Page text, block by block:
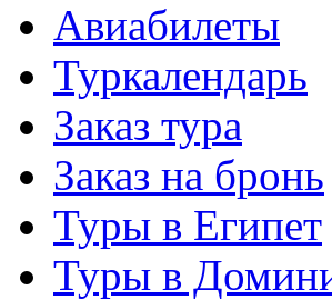
Авиабилеты
Туркалендарь
Заказ тура
Заказ на бронь
Туры в Египет
Туры в